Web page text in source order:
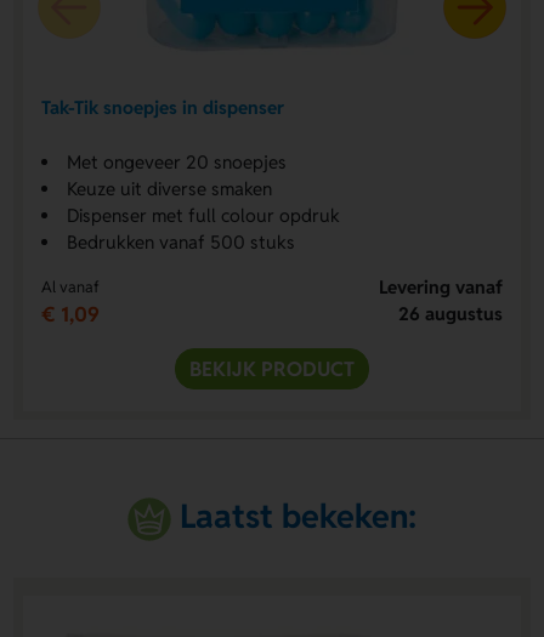
Tak-Tik snoepjes in dispenser
Met ongeveer 20 snoepjes
Keuze uit diverse smaken
Dispenser met full colour opdruk
Bedrukken vanaf 500 stuks
Al vanaf
€ 1,09
Levering vanaf
26 augustus
BEKIJK PRODUCT
Laatst bekeken: